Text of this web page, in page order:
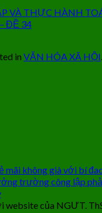
VÀ THỰC HÀNH
ĐỀ 34
in VĂN HÓA XÃ HỘI
mãi không già với bí
trường công lập
website của NGƯT.